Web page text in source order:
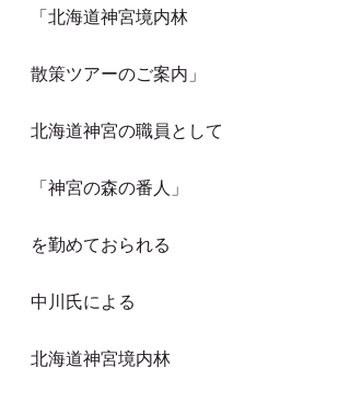
「北海道神宮境内林
散策ツアーのご案内」
北海道神宮の職員として
「神宮の森の番人」
を勤めておられる
中川氏による
北海道神宮境内林